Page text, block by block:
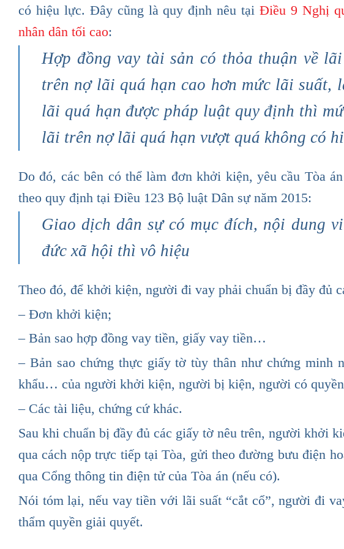
có hiệu lực. Đây cũng là quy định nêu tạiĐiều 9 Nghị
nhân dân tối cao:
Hợp đồng vay tài sản có thỏa thuận về
trên nợ lãi quá hạn cao hơn mức lãi suất,
lãi quá hạn được pháp luật quy định thì
lãi trên nợ lãi quá hạn vượt quá không có
Do đó, các bên có thể làm đơn khởi kiện, yêu cầu Tòa
theo quy định tại Điều 123 Bộ luật Dân sự năm 2015:
Giao dịch dân sự có mục đích, nội dung
đức xã hội thì vô hiệu
Theo đó, để khởi kiện, người đi vay phải chuẩn bị đầy đủ
– Đơn khởi kiện;
– Bản sao hợp đồng vay tiền, giấy vay tiền…
– Bản sao chứng thực giấy tờ tùy thân như chứng minh
khẩu… của người khởi kiện, người bị kiện, người có
– Các tài liệu, chứng cứ khác.
Sau khi chuẩn bị đầy đủ các giấy tờ nêu trên, người khởi
qua cách nộp trực tiếp tại Tòa, gửi theo đường bưu điện
qua Cổng thông tin điện tử của Tòa án (nếu có).
Nói tóm lại, nếu vay tiền với lãi suất “cắt cổ”, người đi
thẩm quyền giải quyết.